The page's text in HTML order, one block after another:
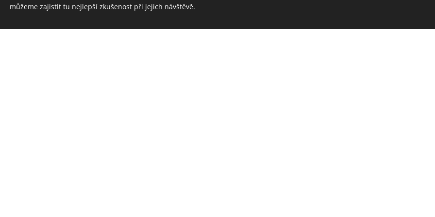
Vytvořeno službou
Webnode
můžeme zajistit tu nejlepší zkušenost při jejich návštěvě.